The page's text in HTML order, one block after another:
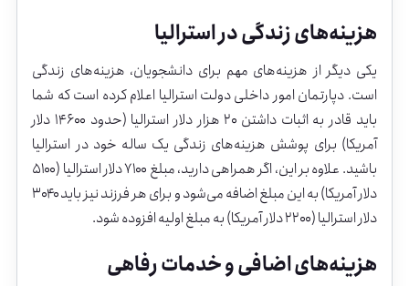
هزینه‌هایزندگیدراسترالیا
یکی دیگراز هزینه‌های مهم برای دانشجویان، هزینه‌های زندگی
است. دپارتمانامورداخلیدولتاسترالیا اعلامکرده استکه شما
باید قادر بهاثبات داشتن ۲۰ هزار دلار استرالیا (حدود ۱۴۶۰۰ دلار
آمریکا) برای پوشش هزینه‌های زندگی یک ساله خوددر استرالیا
باشید. علاوهبراین،اگرهمراهیدارید،مبلغ ۷۱۰۰دلاراسترالیا (۵۱۰۰
دلارآمریکا)بهاینمبلغاضافهمی‌شودو برایهرفرزندنیزباید۳۰۴۰
دلاراسترالیا (۲۲۰۰دلارآمریکا)بهمبلغاولیهافزودهشود.
هزینه‌هایاضافیوخدماترفاهی